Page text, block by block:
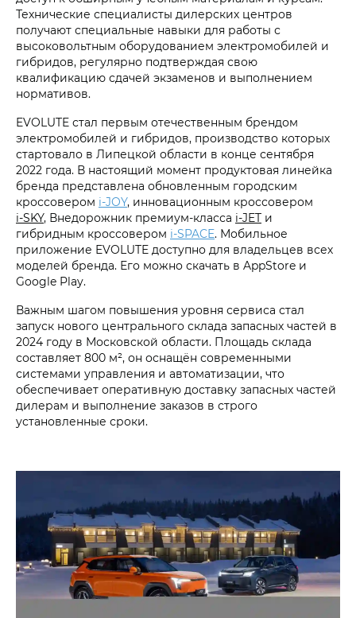
Технические специалисты дилерских центров
получают специальные навыки для работы с
высоковольтным оборудованием электромобилей и
гибридов, регулярно подтверждая свою
квалификацию сдачей экзаменов и выполнением
нормативов.
EVOLUTE стал первым отечественным брендом
электромобилей и гибридов, производство которых
стартовало в Липецкой области в конце сентября
2022 года. В настоящий момент продуктовая линейка
бренда представлена обновленным городским
кроссовером i‑JOY, инновационным кроссовером
i‑SKY, Внедорожник премиум-класса i‑JET и
гибридным кроссовером i‑SPACE. Мобильное
приложение EVOLUTE доступно для владельцев всех
моделей бренда. Его можно скачать в AppStore и
Google Play.
Важным шагом повышения уровня сервиса стал
запуск нового центрального склада запасных частей в
2024 году в Московской области. Площадь склада
составляет 800 м², он оснащён современными
системами управления и автоматизации, что
обеспечивает оперативную доставку запасных частей
дилерам и выполнение заказов в строго
установленные сроки.